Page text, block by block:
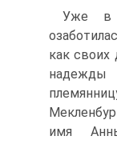
Уже в
как своих
имя